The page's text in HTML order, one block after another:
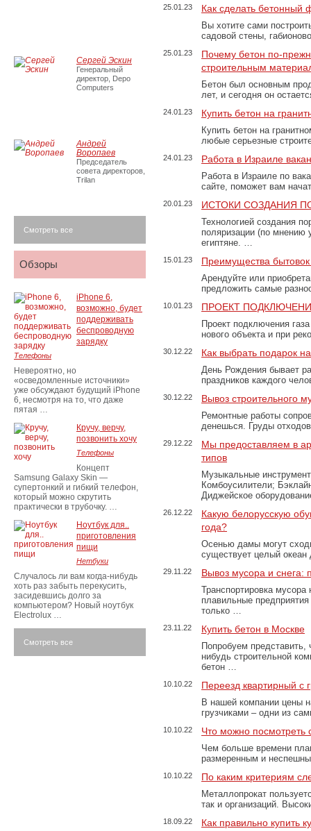
25.01.23 Как сделать бетонный
Вы хотите сами
садовой стены,
25.01.23
Почему бетон по-
строительным
Бетон был основным
лет, и сегодня он
24.01.23 Купить бетон на
Купить бетон на
любые серьезные
24.01.23 Работа в Израиле
Работа в Израиле по
сайте, поможет вам
20.01.23 ИСТОКИ СОЗДАНИЯ
Технологией создания
поляризации (по
египтяне. …
15.01.23 Преимущества
Арендуйте или
предложить самые
10.01.23 ПРОЕКТ
Проект подключения
нового объекта и при
30.12.22 Как выбрать подарок
День Рождения бывает
праздников каждого
30.12.22 Вывоз строительного
Ремонтные работы
денешься. Груды
29.12.22
Мы предоставляем в
типов
Музыкальные
Комбоусилители;
Диджейское
26.12.22
Какую белорусскую
года?
Осенью дамы могут
существует целый
29.11.22 Вывоз мусора и
Транспортировка
плавильные
только …
23.11.22 Купить бетон в Москве
Попробуем представить,
нибудь строительной
бетон …
10.10.22 Переезд квартирный с
В нашей компании цены
грузчиками – одни из
10.10.22 Что можно посмотреть
Чем больше времени
размеренным и
10.10.22 По каким критериям
Металлопрокат
так и организаций.
18.09.22 Как правильно купить
Сергей Эскин
Генеральный
директор, Depo
Computers
Андрей
Воропаев
Председатель
совета директоров,
Trilan
Смотреть все
Обзоры
iPhone 6,
возможно, будет
поддерживать
беспроводную
зарядку
Телефоны
Невероятно, но
«осведомленные источники»
уже обсуждают будущий iPhone
6, несмотря на то, что даже
пятая …
Кручу, верчу,
позвонить хочу
Телефоны
Концепт
Samsung Galaxy Skin —
супертонкий и гибкий телефон,
который можно скрутить
практически в трубочку. …
Ноутбук для..
приготовления
пищи
Нетбуки
Случалось ли вам когда-нибудь
хоть раз забыть перекусить,
засидевшись долго за
компьютером? Новый ноутбук
Electrolux …
Смотреть все